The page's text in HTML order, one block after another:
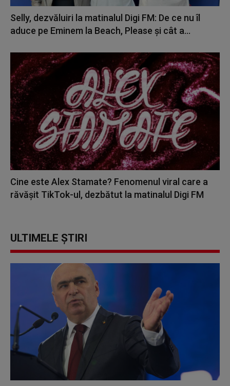
Selly, dezvăluiri la matinalul Digi FM: De ce nu îl
aduce pe Eminem la Beach, Please și cât a...
Cine este Alex Stamate? Fenomenul viral care a
răvășit TikTok-ul, dezbătut la matinalul Digi FM
ULTIMELE ȘTIRI